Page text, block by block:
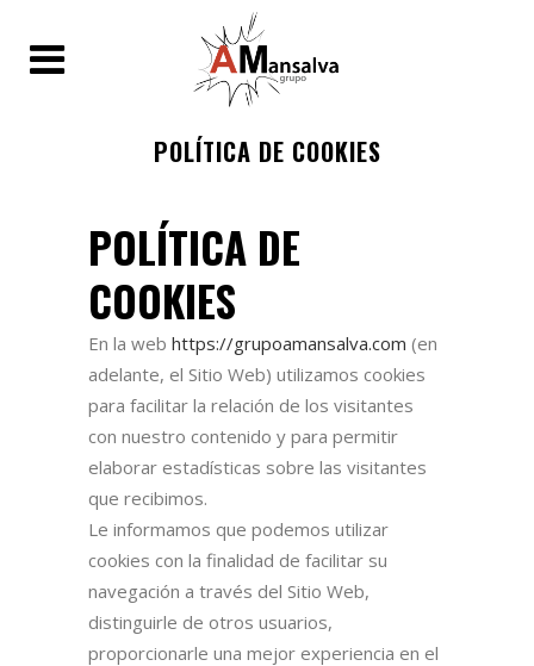
POLÍTICA DE COOKIES
POLÍTICA DE
COOKIES
En la web https://grupoamansalva.com (en
adelante, el Sitio Web) utilizamos cookies
para facilitar la relación de los visitantes
con nuestro contenido y para permitir
elaborar estadísticas sobre las visitantes
que recibimos.
Le informamos que podemos utilizar
cookies con la finalidad de facilitar su
navegación a través del Sitio Web,
distinguirle de otros usuarios,
proporcionarle una mejor experiencia en el